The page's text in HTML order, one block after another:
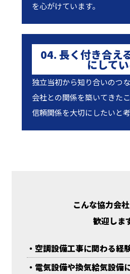
を心がけています。
04. 長く付き合え
にして
独立当初から知り合いのつ
会社との関係を築いてきた
信頼関係を大切にしたいと考
こんな協力会
歓迎しま
・空調設備工事に関わる経
・電気設備や換気給気設備